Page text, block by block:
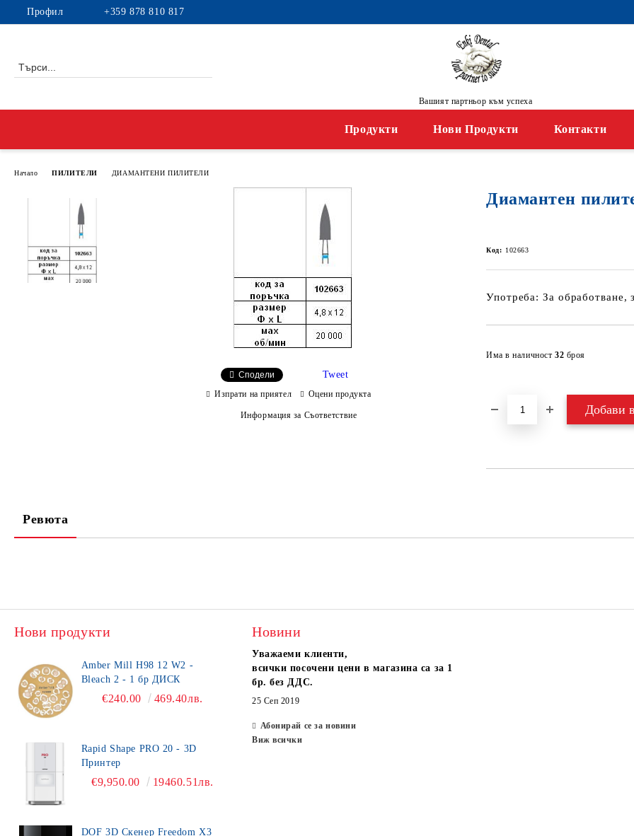
Профил +359 878 810 817
Вашият партньор към успеха
Продукти Нови Продукти Контакти
Начало ПИЛИТЕЛИ ДИАМАНТЕНИ ПИЛИТЕЛИ
Диамантен
Код: 102663
Употреба: За обработване,
Има в наличност 32 броя
Сподели Tweet
Изпрати на приятел Оцени продукта
Информация за Съответствие
Ревюта
Нови продукти
Amber Mill H98 12 W2 -
Bleach 2 - 1 бр ДИСК
€240.00 469.40лв.
Rapid Shape PRO 20 - 3D
Принтер
€9,950.00 19460.51лв.
DOF 3D Скенер Freedom X3
Новини
Уважаеми клиенти,
всички посочени цени в магазина са за 1
бр. без ДДС.
25 Сеп 2019
Абонирай се за новини
Виж всички